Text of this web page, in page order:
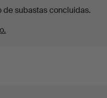
de subastas concluidas.